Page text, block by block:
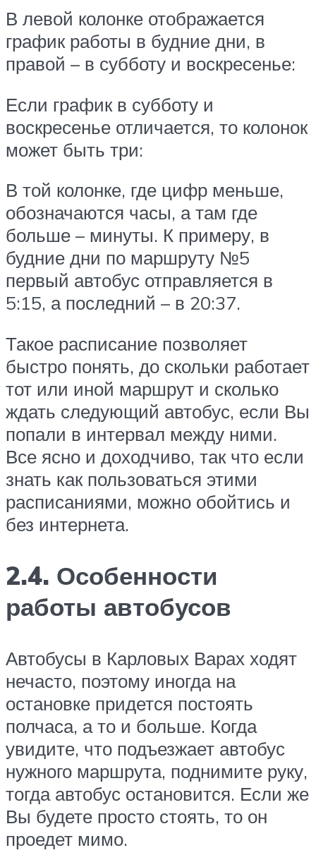
В левой колонке отображается
график работы в будние дни, в
правой – в субботу и воскресенье:
Если график в субботу и
воскресенье отличается, то колонок
может быть три:
В той колонке, где цифр меньше,
обозначаются часы, а там где
больше – минуты. К примеру, в
будние дни по маршруту №5
первый автобус отправляется в
5:15, а последний – в 20:37.
Такое расписание позволяет
быстро понять, до скольки работает
тот или иной маршрут и сколько
ждать следующий автобус, если Вы
попали в интервал между ними.
Все ясно и доходчиво, так что если
знать как пользоваться этими
расписаниями, можно обойтись и
без интернета.
2.4. Особенности
работы автобусов
Автобусы в Карловых Варах ходят
нечасто, поэтому иногда на
остановке придется постоять
полчаса, а то и больше. Когда
увидите, что подъезжает автобус
нужного маршрута, поднимите руку,
тогда автобус остановится. Если же
Вы будете просто стоять, то он
проедет мимо.